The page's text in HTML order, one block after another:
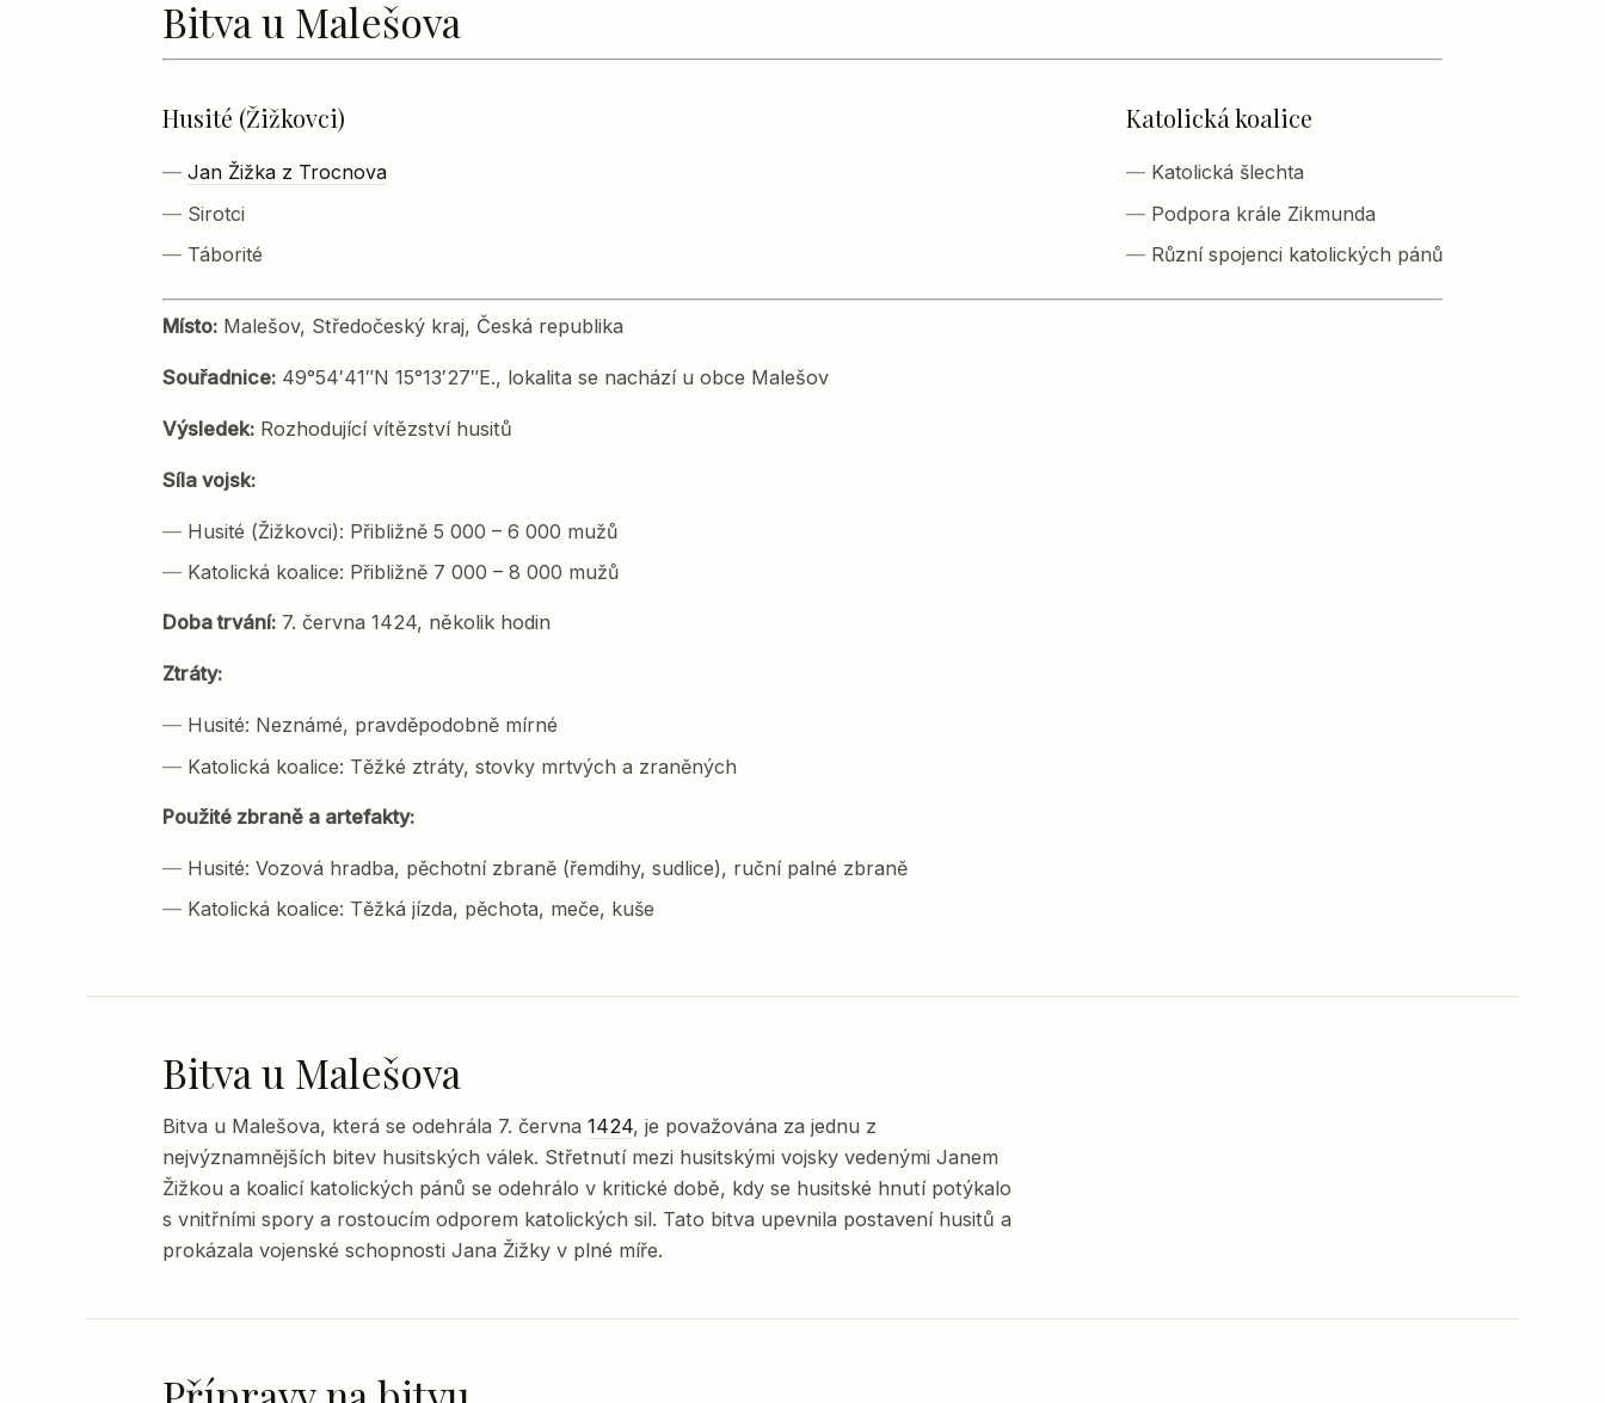
Bitva u Malešova
Husité (Žižkovci)
Jan Žižka z Trocnova
Sirotci
Táborité
Katolická koalice
Katolická šlechta
Podpora krále Zikmunda
Různí spojenci katolických pánů
Místo: Malešov, Středočeský kraj, Česká republika
Souřadnice: 49°54′41″N 15°13′27″E., lokalita se nachází u obce Malešov
Výsledek: Rozhodující vítězství husitů
Síla vojsk:
Husité (Žižkovci): Přibližně 5 000 – 6 000 mužů
Katolická koalice: Přibližně 7 000 – 8 000 mužů
Doba trvání: 7. června 1424, několik hodin
Ztráty:
Husité: Neznámé, pravděpodobně mírné
Katolická koalice: Těžké ztráty, stovky mrtvých a zraněných
Použité zbraně a artefakty:
Husité: Vozová hradba, pěchotní zbraně (řemdihy, sudlice), ruční palné zbraně
Katolická koalice: Těžká jízda, pěchota, meče, kuše
Bitva u Malešova
Bitva u Malešova, která se odehrála 7. června 1424, je považována za jednu z
nejvýznamnějších bitev husitských válek. Střetnutí mezi husitskými vojsky vedenými Janem
Žižkou a koalicí katolických pánů se odehrálo v kritické době, kdy se husitské hnutí potýkalo
s vnitřními spory a rostoucím odporem katolických sil. Tato bitva upevnila postavení husitů a
prokázala vojenské schopnosti Jana Žižky v plné míře.